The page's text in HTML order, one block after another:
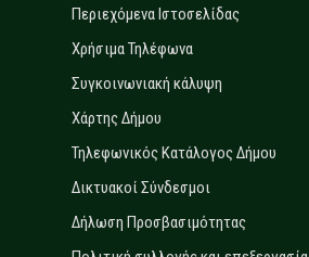
Περιεχόμενα Ιστοσελίδας
Χρήσιμα Τηλέφωνα
Συγκοινωνιακή κάλυψη
Χάρτης Δήμου
Τηλεφωνικός Κατάλογος Δήμου
Δικτυακοί Σύνδεσμοι
Δήλωση Προσβασιμότητας